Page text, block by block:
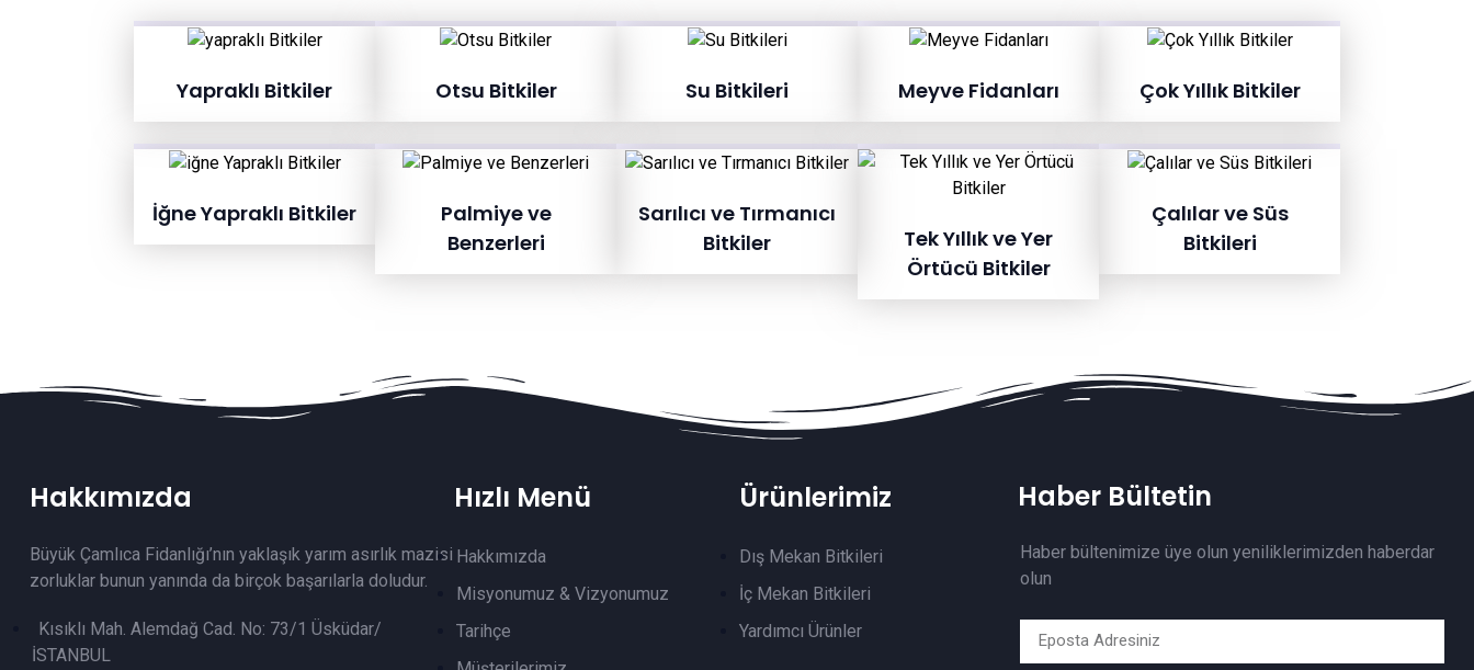
Yapraklı Bitkiler Otsu Bitkiler Su Bitkileri Meyve Fidanları Çok Yıllık Bitkiler
İğne Yapraklı Bitkiler
Palmiye ve
Benzerleri
Sarılıcı ve Tırmanıcı
Bitkiler
Tek Yıllık ve Yer
Örtücü Bitkiler
Çalılar ve Süs
Bitkileri
Hakkımızda
Büyük Çamlıca Fidanlığı’nın yaklaşık yarım asırlık mazisi
zorluklar bunun yanında da birçok başarılarla doludur.
Kısıklı Mah. Alemdağ Cad. No: 73/1 Üsküdar/
İSTANBUL
Hızlı Menü
Hakkımızda
Misyonumuz & Vizyonumuz
Tarihçe
Ürünlerimiz
Dış Mekan Bitkileri
İç Mekan Bitkileri
Yardımcı Ürünler
Haber Bültetin
Haber bültenimize üye olun yeniliklerimizden haberdar
olun